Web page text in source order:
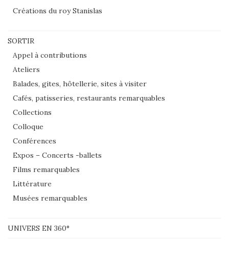
Créations du roy Stanislas
SORTIR
Appel à contributions
Ateliers
Balades, gites, hôtellerie, sites à visiter
Cafés, patisseries, restaurants remarquables
Collections
Colloque
Conférences
Expos – Concerts -ballets
Films remarquables
Littérature
Musées remarquables
UNIVERS EN 360°